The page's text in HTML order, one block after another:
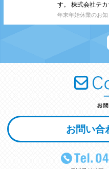
す。 株式会社テカ
年末年始休業のお知
お問い合